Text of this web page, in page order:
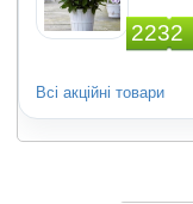
2232
Всі акційні товари